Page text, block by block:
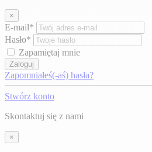
×
E-mail*
Hasło*
Zapamiętaj mnie
Zaloguj
Zapomniałeś(-aś) hasła?
Stwórz konto
Skontaktuj się z nami
×